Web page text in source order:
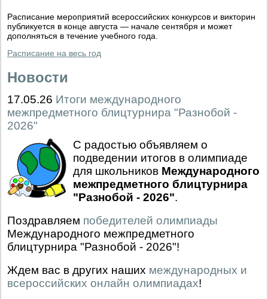
Расписание мероприятий всероссийских конкурсов и викторин
публикуется в конце августа — начале сентября и может
дополняться в течение учебного года.
Расписание на весь год
Новости
17.05.26 Итоги международного
межпредметного блицтурнира "Разнобой -
2026"
С радостью объявляем о
подведении итогов в олимпиаде
для школьников Международного
межпредметного блицтурнира
"Разнобой - 2026".
Поздравляем победителей олимпиады
Международного межпредметного
блицтурнира "Разнобой - 2026"!
Ждем вас в других наших международных и
всероссийских онлайн олимпиадах!